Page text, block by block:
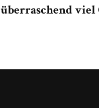
überraschend viel